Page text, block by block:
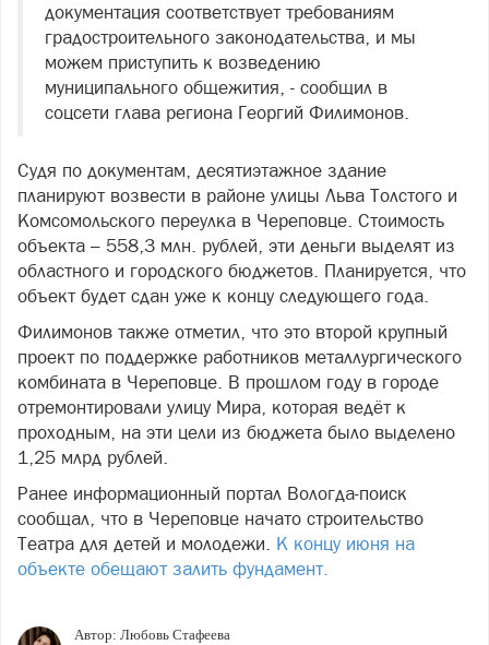
документация соответствует требованиям
градостроительного законодательства, и мы
можем приступить к возведению
муниципального общежития, - сообщил в
соцсети глава региона Георгий Филимонов.
Судя по документам, десятиэтажное здание
планируют возвести в районе улицы Льва Толстого и
Комсомольского переулка в Череповце. Стоимость
объекта – 558,3 млн. рублей, эти деньги выделят из
областного и городского бюджетов. Планируется, что
объект будет сдан уже к концу следующего года.
Филимонов также отметил, что это второй крупный
проект по поддержке работников металлургического
комбината в Череповце. В прошлом году в городе
отремонтировали улицу Мира, которая ведёт к
проходным, на эти цели из бюджета было выделено
1,25 млрд рублей.
Ранее информационный портал Вологда-поиск
сообщал, что в Череповце начато строительство
Театра для детей и молодежи. К концу июня на
объекте обещают залить фундамент.
Автор: Любовь Стафеева